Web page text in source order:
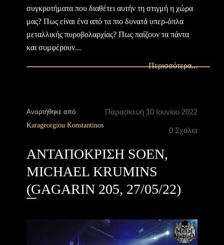
συγκροτήματα που διαθέτει αυτήν τη στιγμή η χώρα
μας? Πως είναι ένα από τα πιο δυνατά υπερ-όπλα
μεταλλικής πυροβολαρχίας? Πως παίζουν τα πάντα
και συμφέρουν...
Περισσότερα...
Παρασκευή 10 Ιουνίου 2022
0 Σχόλια
Αναρτήθηκε από
Karageorgiou Konstantinos
ΑΝΤΑΠΟΚΡΙΣΗ SOEN,
MICHAEL KRUMINS
(GAGARIN 205, 27/05/22)